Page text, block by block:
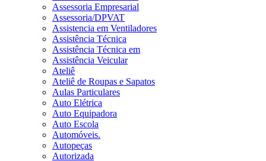
Assessoria Empresarial
Assessoria/DPVAT
Assistencia em Ventiladores
Assistência Técnica
Assistência Técnica em
Assistência Veicular
Ateliê
Ateliê de Roupas e Sapatos
Aulas Particulares
Auto Elétrica
Auto Equipadora
Auto Escola
Automóveis.
Autopeças
Autorizada